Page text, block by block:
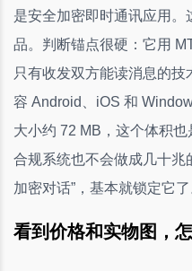
是安全加密即时通讯应用
品。判断锚点很硬：它用
只有收发双方能读消息的
容 Android、iOS 和
大小约 72 MB，这个体积也
合规系统也不会做成几十兆
加密对话”，基本就锁定它了
看到价格和实物图，